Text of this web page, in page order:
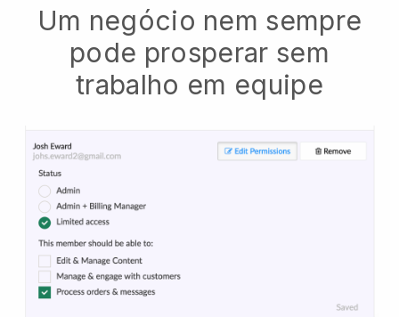
Um negócio nem sempre
pode prosperar sem
trabalho em equipe